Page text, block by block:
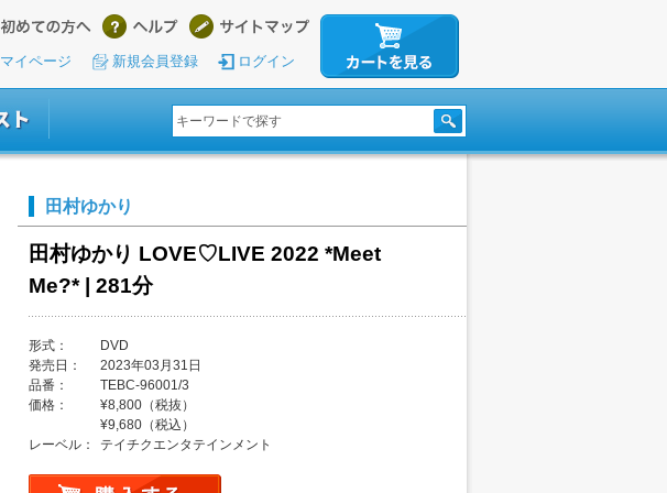
マイページ 新規会員登録 ログイン
田村ゆかり
田村ゆかり LOVE♡LIVE 2022 *Meet
Me?* | 281分
形式：
DVD
発売日：
2023年03月31日
品番：
TEBC-96001/3
価格：
¥8,800（税抜）
¥9,680（税込）
レーベル：
テイチクエンタテインメント